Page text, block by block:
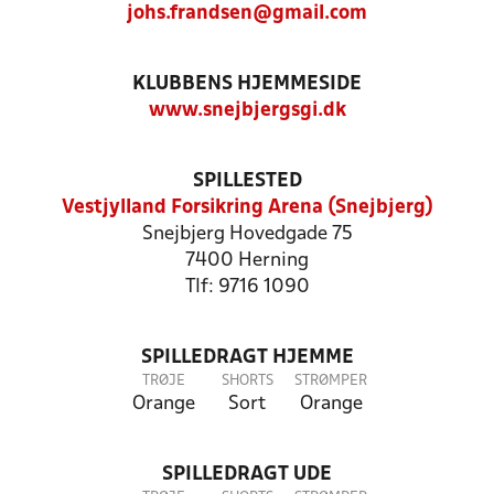
johs.frandsen@gmail.com
KLUBBENS HJEMMESIDE
www.snejbjergsgi.dk
SPILLESTED
Vestjylland Forsikring Arena (Snejbjerg)
Snejbjerg Hovedgade 75
7400 Herning
Tlf: 9716 1090
SPILLEDRAGT HJEMME
TRØJE
Orange
SHORTS
Sort
STRØMPER
Orange
SPILLEDRAGT UDE